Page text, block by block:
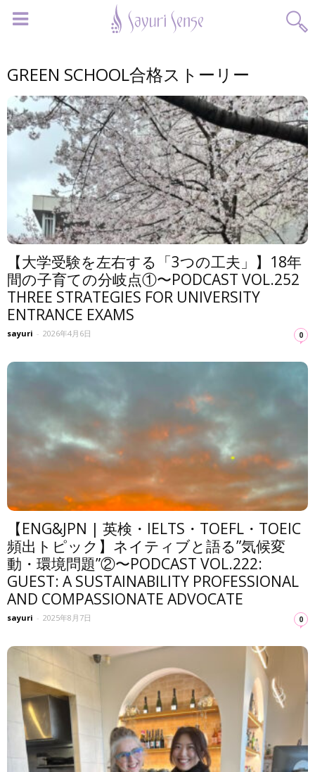
GREEN SCHOOL合格ストーリー
【大学受験を左右する「3つの工夫」】18年
間の子育ての分岐点①〜PODCAST VOL.252
THREE STRATEGIES FOR UNIVERSITY
ENTRANCE EXAMS
sayuri - 2026年4月6日 0
【ENG&JPN | 英検・IELTS・TOEFL・TOEIC
頻出トピック】ネイティブと語る”気候変
動・環境問題”②〜PODCAST VOL.222:
GUEST: A SUSTAINABILITY PROFESSIONAL
AND COMPASSIONATE ADVOCATE
sayuri - 2025年8月7日 0